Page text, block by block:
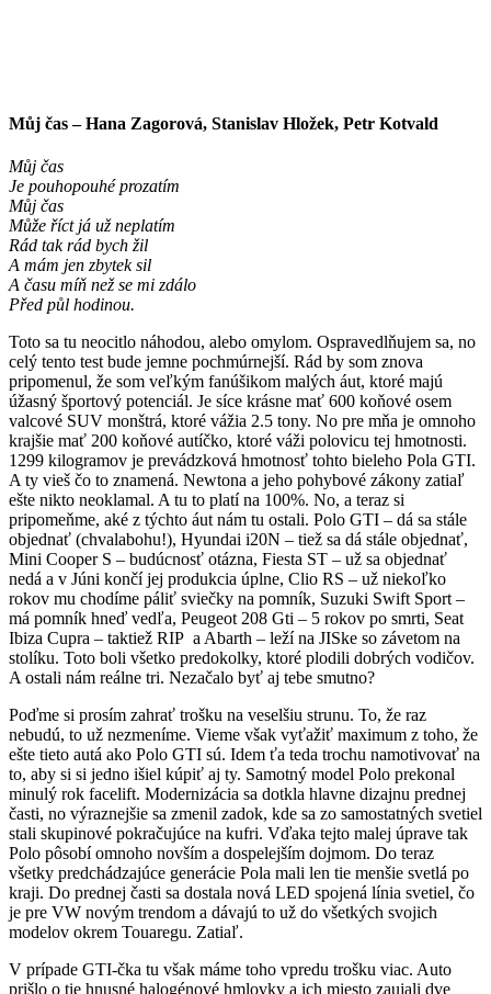
Můj čas – Hana Zagorová, Stanislav Hložek, Petr Kotvald
Můj čas
Je pouhopouhé prozatím
Můj čas
Může říct já už neplatím
Rád tak rád bych žil
A mám jen zbytek sil
A času míň než se mi zdálo
Před půl hodinou.
Toto sa tu neocitlo náhodou, alebo omylom. Ospravedlňujem sa, no
celý tento test bude jemne pochmúrnejší. Rád by som znova
pripomenul, že som veľkým fanúšikom malých áut, ktoré majú
úžasný športový potenciál. Je síce krásne mať 600 koňové osem
valcové SUV monštrá, ktoré vážia 2.5 tony. No pre mňa je omnoho
krajšie mať 200 koňové autíčko, ktoré váži polovicu tej hmotnosti.
1299 kilogramov je prevádzková hmotnosť tohto bieleho Pola GTI.
A ty vieš čo to znamená. Newtona a jeho pohybové zákony zatiaľ
ešte nikto neoklamal. A tu to platí na 100%. No, a teraz si
pripomeňme, aké z týchto áut nám tu ostali. Polo GTI – dá sa stále
objednať (chvalabohu!), Hyundai i20N – tiež sa dá stále objednať,
Mini Cooper S – budúcnosť otázna, Fiesta ST – už sa objednať
nedá a v Júni končí jej produkcia úplne, Clio RS – už niekoľko
rokov mu chodíme páliť sviečky na pomník, Suzuki Swift Sport –
má pomník hneď vedľa, Peugeot 208 Gti – 5 rokov po smrti, Seat
Ibiza Cupra – taktiež RIP a Abarth – leží na JISke so závetom na
stolíku. Toto boli všetko predokolky, ktoré plodili dobrých vodičov.
A ostali nám reálne tri. Nezačalo byť aj tebe smutno?
Poďme si prosím zahrať trošku na veselšiu strunu. To, že raz
nebudú, to už nezmeníme. Vieme však vyťažiť maximum z toho, že
ešte tieto autá ako Polo GTI sú. Idem ťa teda trochu namotivovať na
to, aby si si jedno išiel kúpiť aj ty. Samotný model Polo prekonal
minulý rok facelift. Modernizácia sa dotkla hlavne dizajnu prednej
časti, no výraznejšie sa zmenil zadok, kde sa zo samostatných svetiel
stali skupinové pokračujúce na kufri. Vďaka tejto malej úprave tak
Polo pôsobí omnoho novším a dospelejším dojmom. Do teraz
všetky predchádzajúce generácie Pola mali len tie menšie svetlá po
kraji. Do prednej časti sa dostala nová LED spojená línia svetiel, čo
je pre VW novým trendom a dávajú to už do všetkých svojich
modelov okrem Touaregu. Zatiaľ.
V prípade GTI-čka tu však máme toho vpredu trošku viac. Auto
prišlo o tie hnusné halogénové hmlovky a ich miesto zaujali dve